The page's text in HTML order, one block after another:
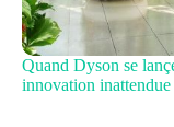
Quand Dyson se
innovation